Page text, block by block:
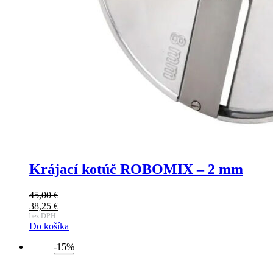
Krájací kotúč ROBOMIX – 2 mm
45,00€
Pôvodná
cena
bola:
38,25 €
Aktuálna
cena
38,25 €.
bez DPH
Do košíka
-15%